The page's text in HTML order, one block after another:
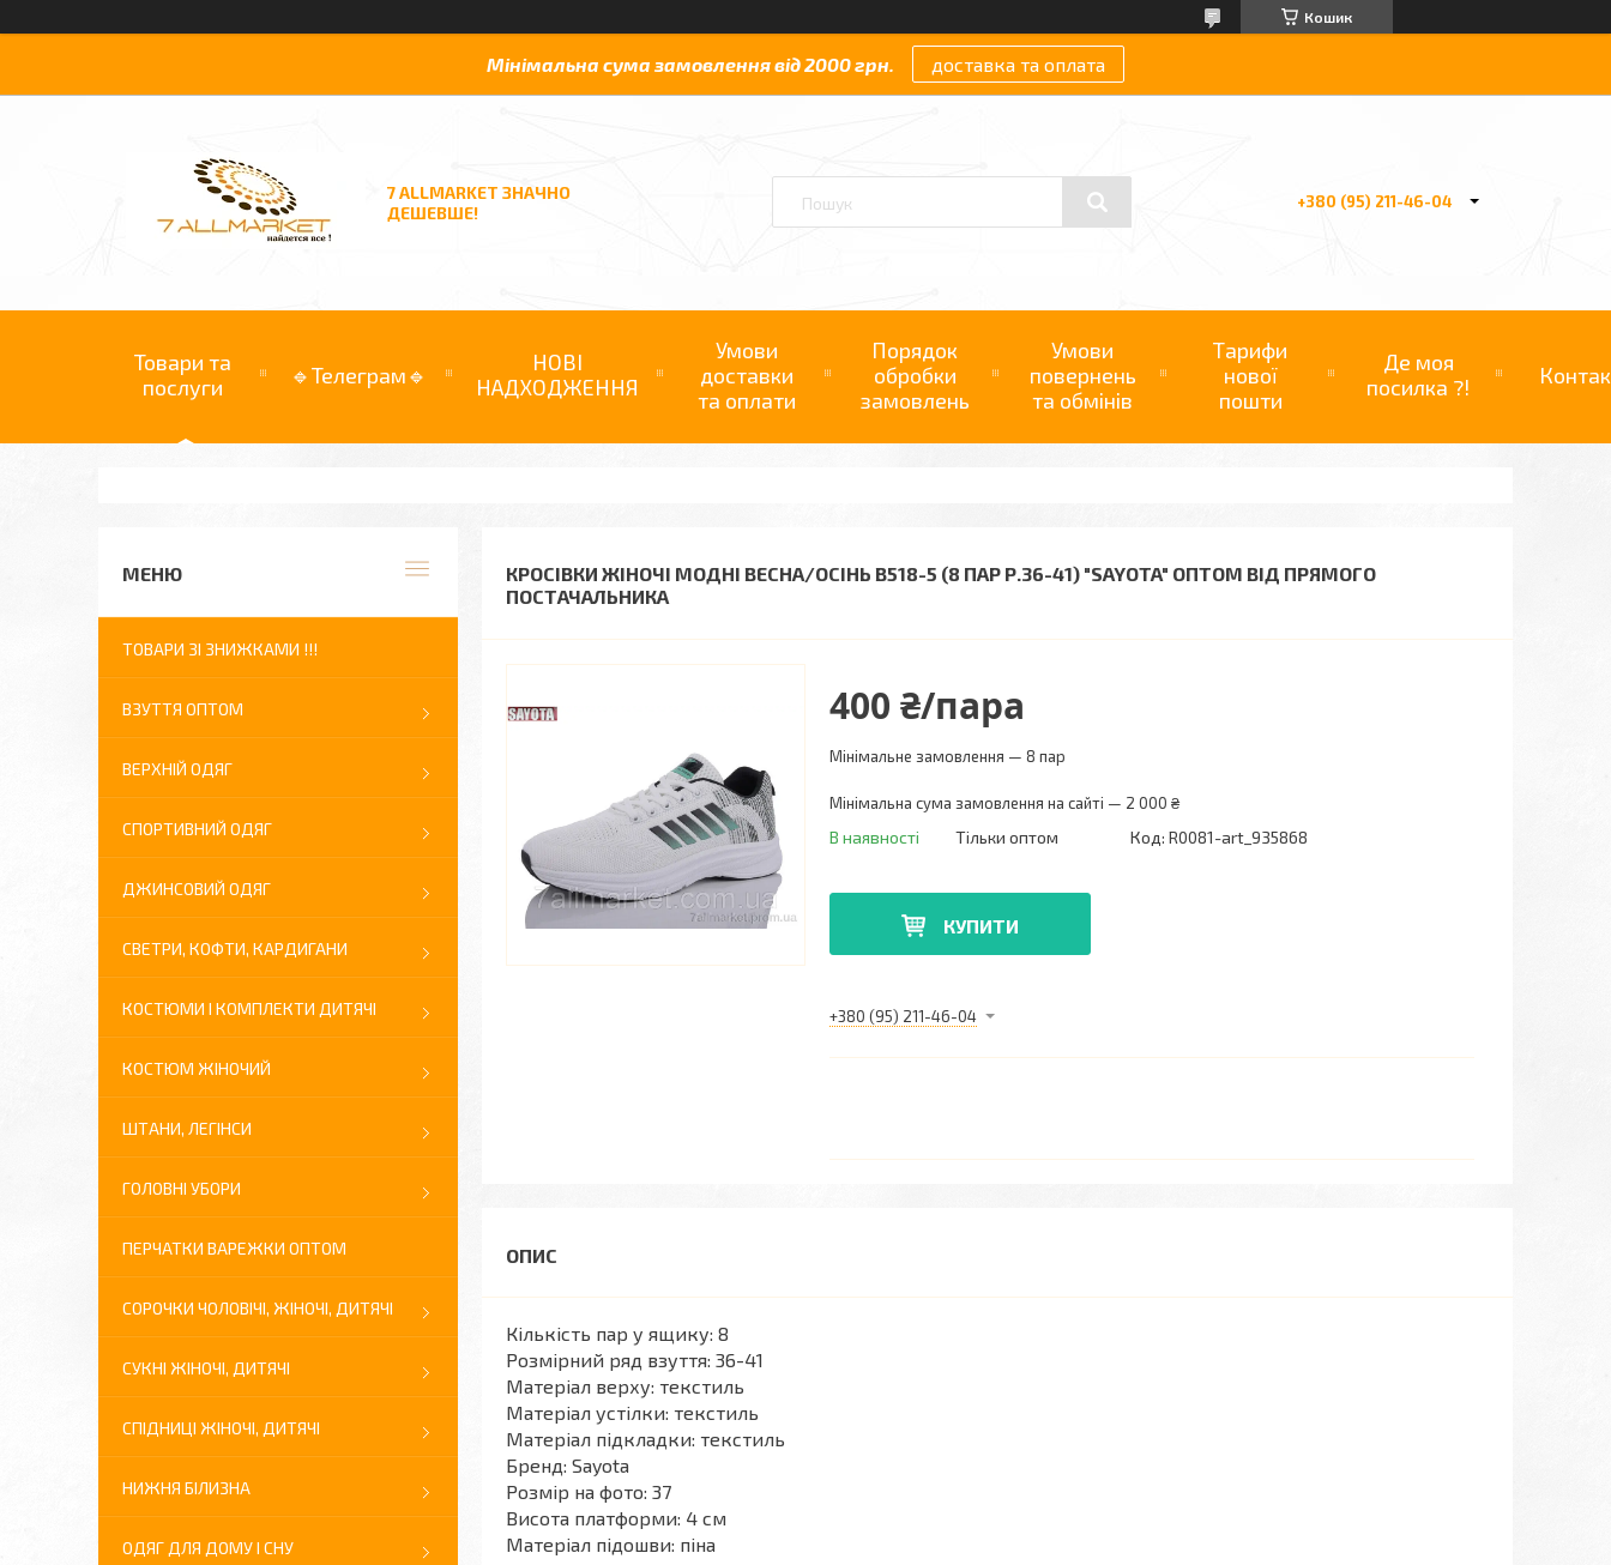
Кошик
Мінімальна сума замовлення від 2000 грн. доставка та оплата
7 ALLMARKET ЗНАЧНО
ДЕШЕВШЕ!
+380 (95) 211-46-04
Товари та
послуги
🔹Телеграм🔹
НОВІ
НАДХОДЖЕННЯ
Умови
доставки
та оплати
Порядок
обробки
замовлень
Умови
повернень
та обмінів
Тарифи
нової
пошти
Де моя
посилка ?!
КРОСІВКИ ЖІНОЧІ МОДНІ ВЕСНА/ОСІНЬ B518-5 (8 ПАР Р.36-41) "SAYOTA" ОПТОМ ВІД ПРЯМОГО
ПОСТАЧАЛЬНИКА
400 ₴/пара
Мінімальне замовлення — 8 пар
Мінімальна сума замовлення на сайті — 2 000 ₴
В наявності Тільки оптом Код: R0081-art_935868
КУПИТИ
+380 (95) 211-46-04
Кількість пар у ящику: 8
Розмірний ряд взуття: 36-41
Матеріал верху: текстиль
Матеріал устілки: текстиль
Матеріал підкладки: текстиль
Бренд: Sayota
Розмір на фото: 37
Висота платформи: 4 см
Матеріал підошви: піна
ТОВАРИ ЗІ ЗНИЖКАМИ !!!
ВЗУТТЯ ОПТОМ
ВЕРХНІЙ ОДЯГ
СПОРТИВНИЙ ОДЯГ
ДЖИНСОВИЙ ОДЯГ
СВЕТРИ, КОФТИ, КАРДИГАНИ
КОСТЮМИ І КОМПЛЕКТИ ДИТЯЧІ
КОСТЮМ ЖІНОЧИЙ
ШТАНИ, ЛЕГІНСИ
ГОЛОВНІ УБОРИ
ПЕРЧАТКИ ВАРЕЖКИ ОПТОМ
СОРОЧКИ ЧОЛОВІЧІ, ЖІНОЧІ, ДИТЯЧІ
СУКНІ ЖІНОЧІ, ДИТЯЧІ
СПІДНИЦІ ЖІНОЧІ, ДИТЯЧІ
НИЖНЯ БІЛИЗНА
ОДЯГ ДЛЯ ДОМУ І СНУ